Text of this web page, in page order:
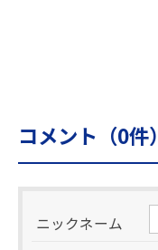
コメント（0件）
ニックネーム